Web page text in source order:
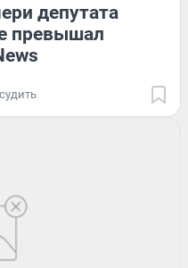
депутата
превышал